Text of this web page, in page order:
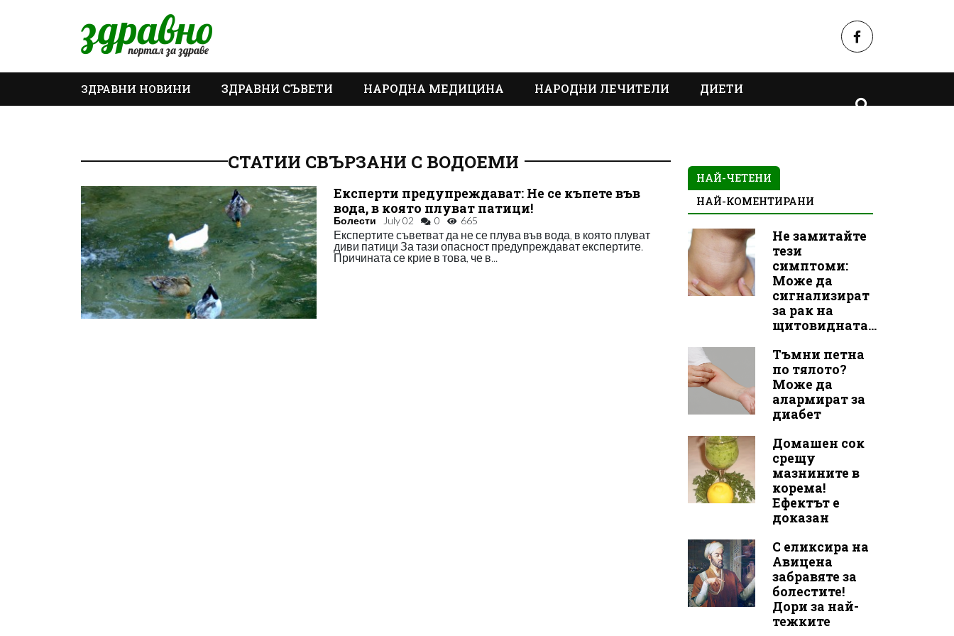
ЗДРАВНИ НОВИНИ ЗДРАВНИ СЪВЕТИ НАРОДНА МЕДИЦИНА НАРОДНИ ЛЕЧИТЕЛИ ДИЕТИ
СТАТИИ СВЪРЗАНИ С ВОДОЕМИ
Експерти предупреждават: Не се къпете във
вода, в която плуват патици!
Болести July 02 0 665
Експертите съветват да не се плува във вода, в която плуват
диви патици За тази опасност предупреждават експертите.
Причината се крие в това, че в...
НАЙ-ЧЕТЕНИ
НАЙ-КОМЕНТИРАНИ
Не замитайте
тези
симптоми:
Може да
сигнализират
за рак на
щитовидната...
Тъмни петна
по тялото?
Може да
алармират за
диабет
Домашен сок
срещу
мазнините в
корема!
Ефектът е
доказан
С еликсира на
Авицена
забравяте за
болестите!
Дори за най-
тежките